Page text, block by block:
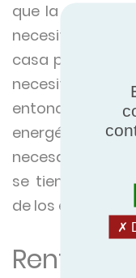
que la casa
necesita, que
casa plus
necesita
entonces
necesaria para
se tiene en
de los